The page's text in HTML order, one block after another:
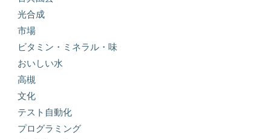
光合成
市場
ビタミン・ミネラル・味
おいしい水
高槻
文化
テスト自動化
プログラミング